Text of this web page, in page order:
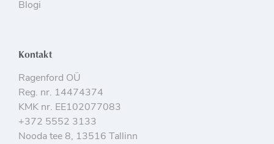
Blogi
Kontakt
Ragenford OÜ
Reg. nr. 14474374
KMK nr. EE102077083
+372 5552 3133
Nooda tee 8, 13516 Tallinn